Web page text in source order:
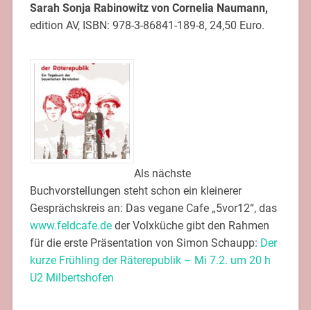
Sarah Sonja Rabinowitz von Cornelia Naumann,
edition AV, ISBN: 978-3-86841-189-8, 24,50 Euro.
Als nächste
Buchvorstellungen steht schon ein kleinerer
Gesprächskreis an: Das vegane Cafe „5vor12“, das
www.feldcafe.deder Volxküche gibt den Rahmen
für die erste Präsentation von Simon Schaupp: Der
kurze Frühling der Räterepublik – Mi 7.2. um 20 h
U2 Milbertshofen